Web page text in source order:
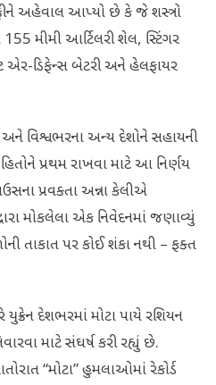
અહેવાલ આપ્યો છે કે જે શસ્ત્રો
મીમી આર્ટિલરી શેલ, સ્ટિંગર
એર-ડિફેન્સ બેટરી અને હેલફાયર
અને વિશ્વભરના અન્ય દેશોને સહાયની
પ્રથમ રાખવા માટે આ નિર્ણય
પ્રવક્તા અન્ના કેલીએ
મોકલેલા એક નિવેદનમાં જણાવ્યું
તાકાત પર કોઈ શંકા નથી – ફક્ત
દેશભરમાં મોટા પાયે રશિયન
માટે સંઘર્ષ કરી રહ્યું છે.
“મોટા” હુમલાઓમાં રેકોર્ડ